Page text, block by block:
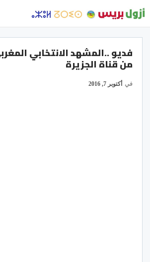
فديو ..المشهد الانتخابي
من قناة الجزيرة
في أكتوبر 7, 2016